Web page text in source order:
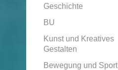
Geschichte
BU
Kunst und Kreatives
Gestalten
Bewegung und Sport